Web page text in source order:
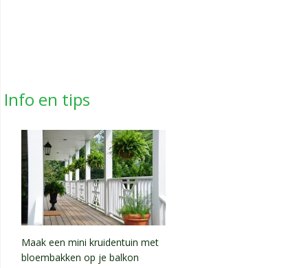
Info en tips
Maak een mini kruidentuin met
bloembakken op je balkon